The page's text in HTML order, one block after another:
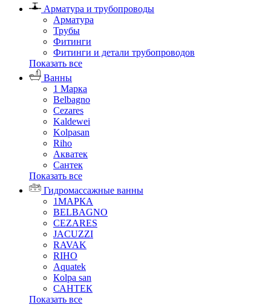
Арматура и трубопроводы
Арматура
Трубы
Фитинги
Фитинги и детали трубопроводов
Показать все
Ванны
1 Марка
Belbagno
Cezares
Kaldewei
Kolpasan
Riho
Акватек
Сантек
Показать все
Гидромассажные ванны
1МАРКА
BELBAGNO
CEZARES
JACUZZI
RAVAK
RIHO
Аquatek
Кolpa san
САНТЕК
Показать все